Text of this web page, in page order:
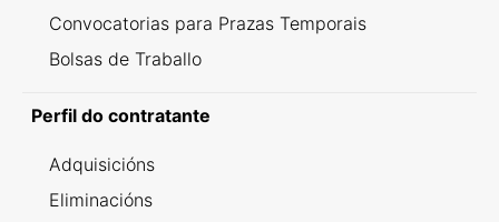
Convocatorias para Prazas Temporais
Bolsas de Traballo
Perfil do contratante
Adquisicións
Eliminacións